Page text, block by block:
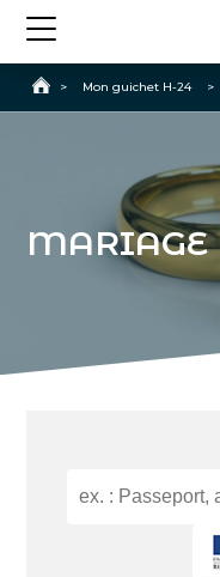
Accueil
> Mon guichet H-24 >
MARIAGE